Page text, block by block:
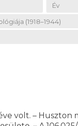
volt. – Huszton